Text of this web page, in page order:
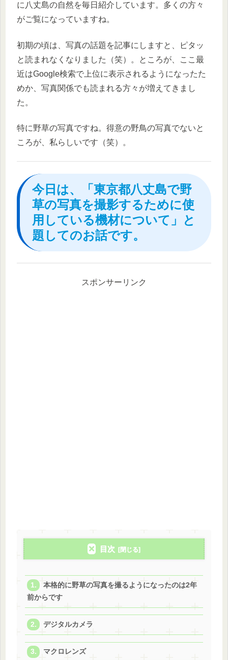
に八丈島の自然を毎日紹介しています。多くの方々
がご覧になっていますね。
初期の頃は、写真の話題を記事にしますと、ピタッ
と読まれなくなりました（笑）。ところが、ここ最
近はGoogle検索で上位に表示されるようになったた
めか、写真関係でも読まれる方々が増えてきまし
た。
特に野草の写真ですね。得意の野鳥の写真でないと
ころが、私らしいです（笑）。
今日は、「東京都八丈島で野
草の写真を撮影するために使
用している機材について」と
題してのお話です。
スポンサーリンク
目次
本格的に野草の写真を撮るようになったのは2年
前からです
デジタルカメラ
マクロレンズ